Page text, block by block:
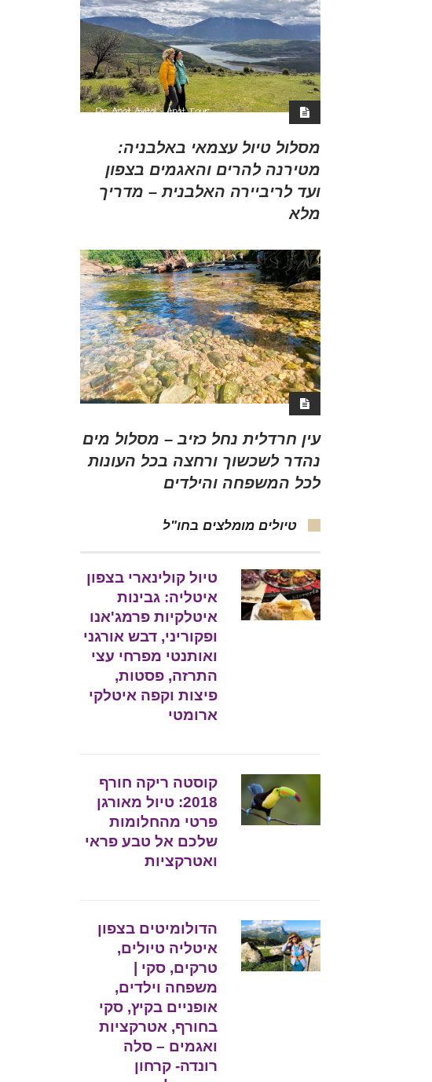
מסלול טיול עצמאי באלבניה:
מטירנה להרים והאגמים בצפון
ועד לריביירה האלבנית – מדריך
מלא
עין חרדלית נחל כזיב – מסלול מים
נהדר לשכשוך ורחצה בכל העונות
לכל המשפחה והילדים
טיולים מומלצים בחו"ל
טיול קולינארי בצפון
איטליה: גבינות
איטלקיות פרמג'אנו
ופקוריני, דבש אורגני
ואותנטי מפרחי עצי
התרזה, פסטות,
פיצות וקפה איטלקי
ארומטי
קוסטה ריקה חורף
2018: טיול מאורגן
פרטי מהחלומות
שלכם אל טבע פראי
ואטרקציות
הדולומיטים בצפון
איטליה טיולים,
טרקים, סקי |
משפחה וילדים,
אופניים בקיץ, סקי
בחורף, אטרקציות
ואגמים – סלה
רונדה- קרחון